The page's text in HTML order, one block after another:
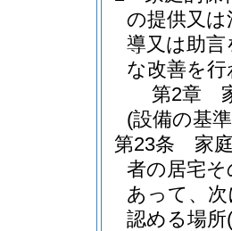
の提供又
導又は助
な改善を
第2章
(設備の基
第23条
家
者の居宅
あって、
認める場所(